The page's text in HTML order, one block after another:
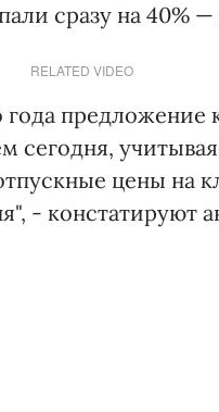
сразу на 40%
RELATED VIDEO
предложение
цены на
- констатируют